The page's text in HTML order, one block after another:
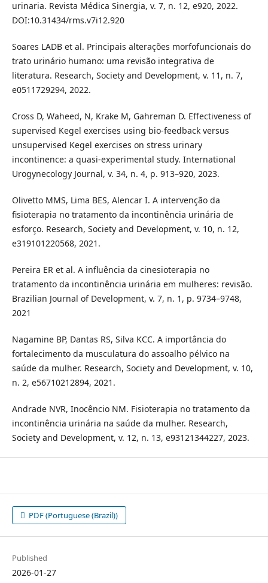
urinaria. Revista Médica Sinergia, v. 7, n. 12, e920, 2022.
DOI:10.31434/rms.v7i12.920
Soares LADB et al. Principais alterações morfofuncionais do
trato urinário humano: uma revisão integrativa de
literatura. Research, Society and Development, v. 11, n. 7,
e0511729294, 2022.
Cross D, Waheed, N, Krake M, Gahreman D. Effectiveness of
supervised Kegel exercises using bio-feedback versus
unsupervised Kegel exercises on stress urinary
incontinence: a quasi-experimental study. International
Urogynecology Journal, v. 34, n. 4, p. 913–920, 2023.
Olivetto MMS, Lima BES, Alencar I. A intervenção da
fisioterapia no tratamento da incontinência urinária de
esforço. Research, Society and Development, v. 10, n. 12,
e319101220568, 2021.
Pereira ER et al. A influência da cinesioterapia no
tratamento da incontinência urinária em mulheres: revisão.
Brazilian Journal of Development, v. 7, n. 1, p. 9734–9748,
2021
Nagamine BP, Dantas RS, Silva KCC. A importância do
fortalecimento da musculatura do assoalho pélvico na
saúde da mulher. Research, Society and Development, v. 10,
n. 2, e56710212894, 2021.
Andrade NVR, Inocêncio NM. Fisioterapia no tratamento da
incontinência urinária na saúde da mulher. Research,
Society and Development, v. 12, n. 13, e93121344227, 2023.
PDF (Portuguese (Brazil))
Published
2026-01-27